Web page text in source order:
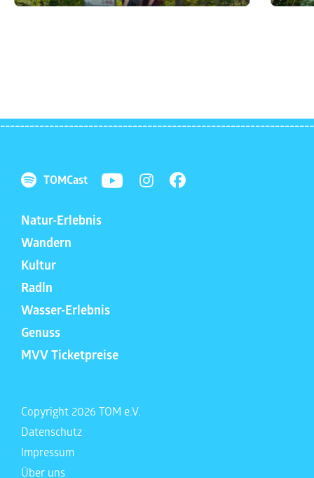
TOMCast
Natur-Erlebnis
Wandern
Kultur
Radln
Wasser-Erlebnis
Genuss
MVV Ticketpreise
Copyright 2026 TOM e.V.
Datenschutz
Impressum
Über uns